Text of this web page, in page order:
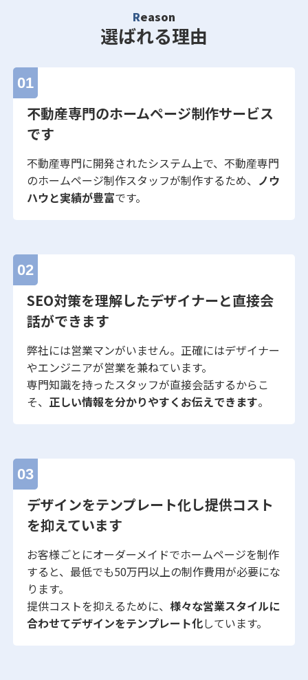
Reason
選ばれる理由
01
不動産専門のホームページ制作サービス
です
不動産専門に開発されたシステム上で、不動産専門
のホームページ制作スタッフが制作するため、 ノウ
ハウと実績が豊富です。
02
SEO対策を理解したデザイナーと直接会
話ができます
弊社には営業マンがいません。正確にはデザイナー
やエンジニアが営業を兼ねています。
専門知識を持ったスタッフが直接会話するからこ
そ、 正しい情報を分かりやすくお伝えできます。
03
デザインをテンプレート化し提供コスト
を抑えています
お客様ごとにオーダーメイドでホームページを制作
すると、最低でも50万円以上の制作費用が必要にな
ります。
提供コストを抑えるために、 様々な営業スタイルに
合わせてデザインをテンプレート化しています。